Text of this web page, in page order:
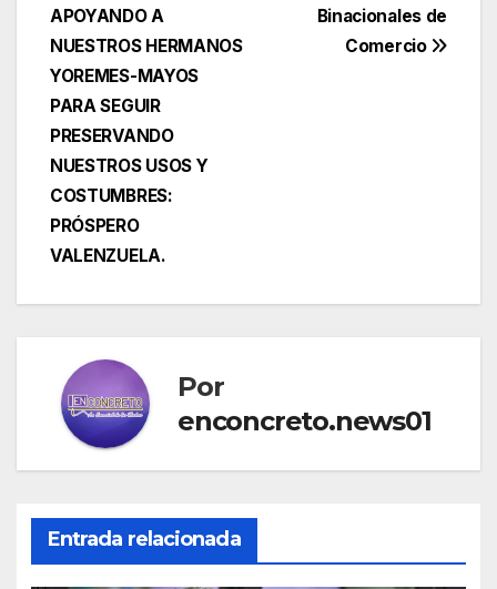
entradas
Binacionales de
Comercio
APOYANDO A
NUESTROS HERMANOS
YOREMES-MAYOS
PARA SEGUIR
PRESERVANDO
NUESTROS USOS Y
COSTUMBRES:
PRÓSPERO
VALENZUELA.
Por
enconcreto.news01
Entrada relacionada